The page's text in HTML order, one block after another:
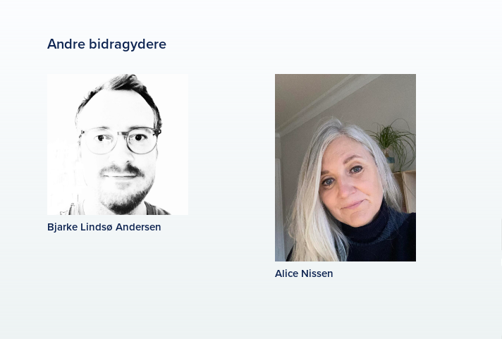
Andre bidragydere
Bjarke Lindsø Andersen
Alice Nissen